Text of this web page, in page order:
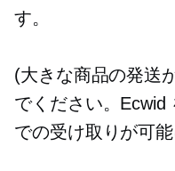
す。
(大きな商品の発送
でください。Ecwid
での受け取りが可